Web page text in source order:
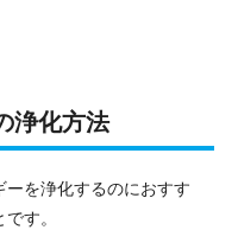
浄化方法
を浄化するのにおすす
す。